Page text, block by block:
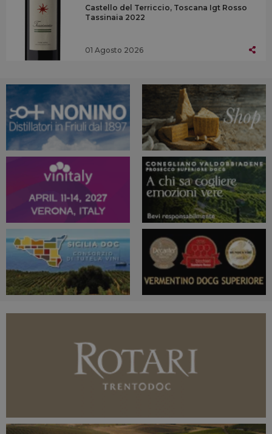
Castello del Terriccio, Toscana Igt Rosso
Tassinaia 2022
01 Agosto 2026